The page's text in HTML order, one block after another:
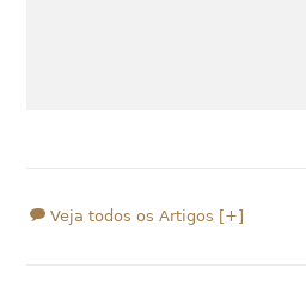
Veja todos os Artigos [+]